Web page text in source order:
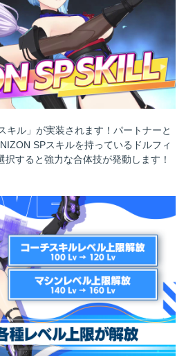
キル」が実装されます！パートナーと
SPスキルを持っているドルフィ
択すると強力な合体技が発動します！